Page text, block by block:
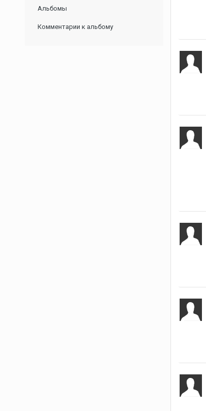
Альбомы
Комментарии к альбому